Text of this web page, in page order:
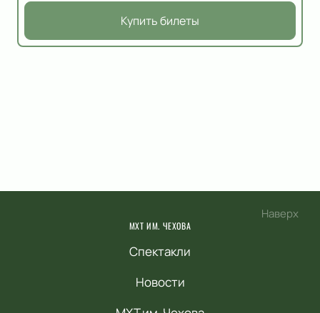
Купить билеты
Наверх
МХТ ИМ. ЧЕХОВА
Спектакли
Новости